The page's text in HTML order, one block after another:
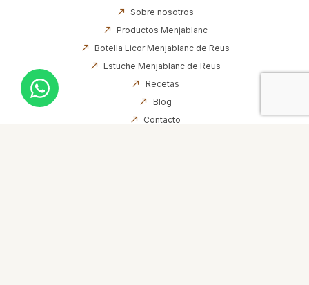
Sobre nosotros
Productos Menjablanc
Botella Licor Menjablanc de Reus
Estuche Menjablanc de Reus
Recetas
Blog
Contacto